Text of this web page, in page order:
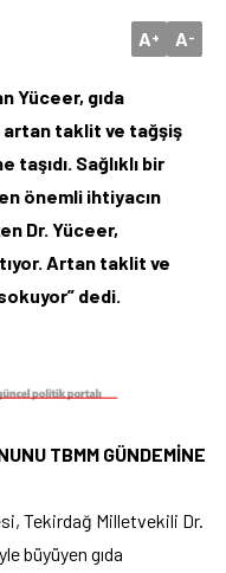
A+ A-
Yüceer, gıda
artan taklit ve tağşiş
Sağlıklı bir
önemli ihtiyacın
Dr. Yüceer,
Artan taklit ve
dedi.
TBMM GÜNDEMİNE
Tekirdağ Milletvekili Dr.
büyüyen gıda